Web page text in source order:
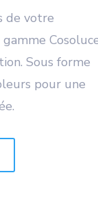
de votre
Sous forme
pour une